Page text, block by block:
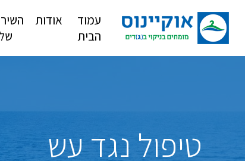
עמוד
הבית
אודות
טיפול נגד עש